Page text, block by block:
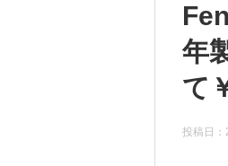
年
て
投稿日：